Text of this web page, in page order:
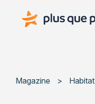
Plus que pro Mag'
Magazine > Habitat